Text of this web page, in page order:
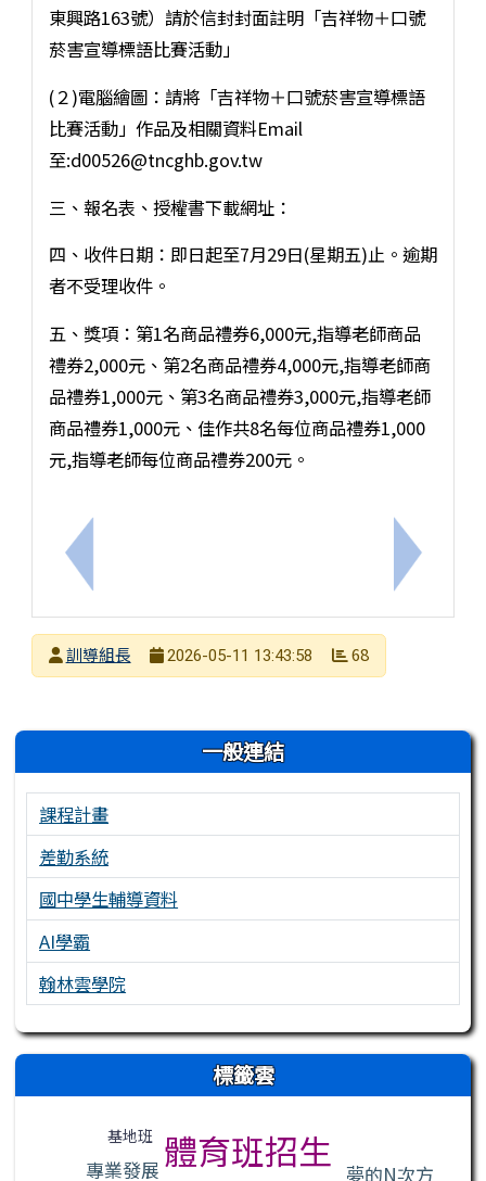
上一筆：教育部國民及學前教育署115年「強化校園
東興路163號）請於信封封面註明「吉祥物＋口號
菸害宣導標語比賽活動」
(２)電腦繪圖：請將「吉祥物＋口號菸害宣導標語
比賽活動」作品及相關資料Email
至:d00526@tncghb.gov.tw
三、報名表、授權書下載網址：
四、收件日期：即日起至7月29日(星期五)止。逾期
者不受理收件。
五、獎項：第1名商品禮券6,000元,指導老師商品
禮券2,000元、第2名商品禮券4,000元,指導老師商
品禮券1,000元、第3名商品禮券3,000元,指導老師
商品禮券1,000元、佳作共8名每位商品禮券1,000
元,指導老師每位商品禮券200元。
下一筆：
發布者
訓導組長
2026-05-11 13:43:58 68
左邊區域內容 一般連結
課程計畫
差勤系統
國中學生輔導資料
AI學霸
翰林雲學院
右邊區域內容 標籤雲
標籤雲導覽基地班 體育班招生
專業發展 夢的N次方